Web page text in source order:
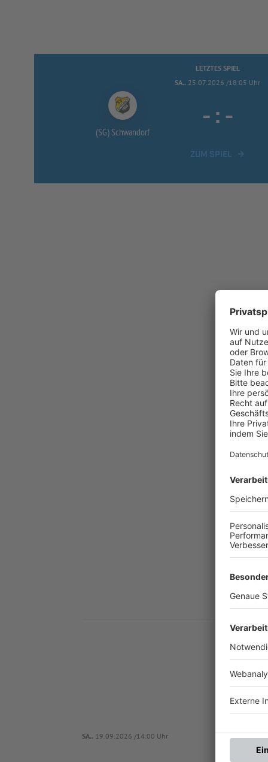
LETZTES SPIEL
SA.. 25.07.2026 /18:05 Uhr
(SG) Schwandorf
- : -
SA.. 19.09.2026 /14:00 Uhr FSV